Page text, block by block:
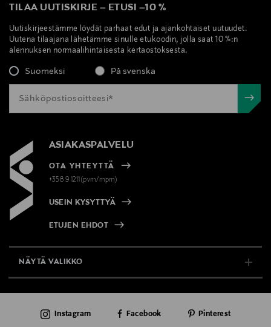
23210
Valmistaja
Importer: Lindex Group Oyj, Aleksanterinkatu 52 B, PL
220, 00101, Helsinki, Finland
Digitaalinen osoite
info@lanza.nl
TILAA UUTISKIRJE – ETUSI –10 %
Uutiskirjeestämme löydät parhaat edut ja ajankohtaiset uutuudet.
Uutena tilaajana lähetämme sinulle etukoodin, jolla saat 10 %:n
alennuksen normaalihintaisesta kertaostoksesta.
Suomeksi På svenska
ASIAKASPALVELU
OTA YHTEYTTÄ
+358 9 1211(pvm/mpm)
USEIN KYSYTTYÄ
ETUJEN EHDOT
NÄYTÄ VALIKKO
AJANKOHTAISTA
Instagram Facebook Pinterest